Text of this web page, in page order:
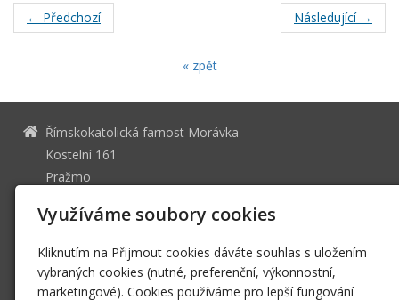
← Předchozí Následující →
« zpět
Římskokatolická farnost Morávka
Kostelní 161
Pražmo
49591126
rkf.moravka(zavináč)doo.cz
+420 731 677 568 +420 731 625 681
Využíváme soubory cookies
Kliknutím na Přijmout cookies dáváte souhlas s uložením
vybraných cookies (nutné, preferenční, výkonnostní,
marketingové). Cookies používáme pro lepší fungování